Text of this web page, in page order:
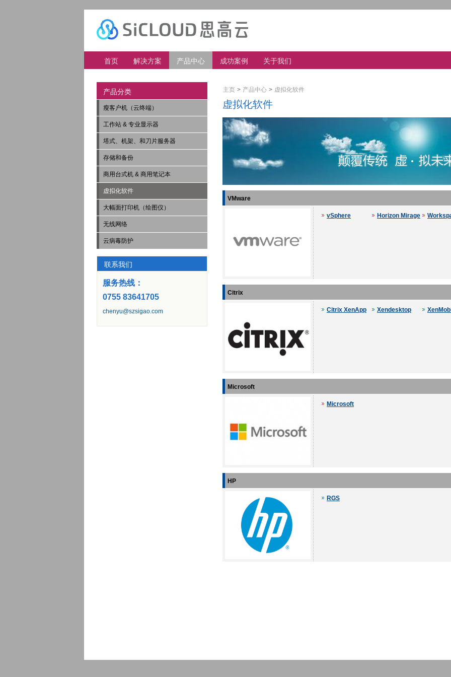
首页 解决方案 产品中心 成功案例 关于我们
产品分类
瘦客户机（云终端）
工作站 & 专业显示器
塔式、机架、和刀片服务器
存储和备份
商用台式机 & 商用笔记本
虚拟化软件
大幅面打印机（绘图仪）
无线网络
云病毒防护
联系我们
服务热线：
0755 83641705
chenyu@szsigao.com
主页 > 产品中心 > 虚拟化软件
虚拟化软件
VMware
vSphere Horizon Mirage
Citrix
Citrix XenApp Xendesktop
Microsoft
Microsoft
HP
RGS